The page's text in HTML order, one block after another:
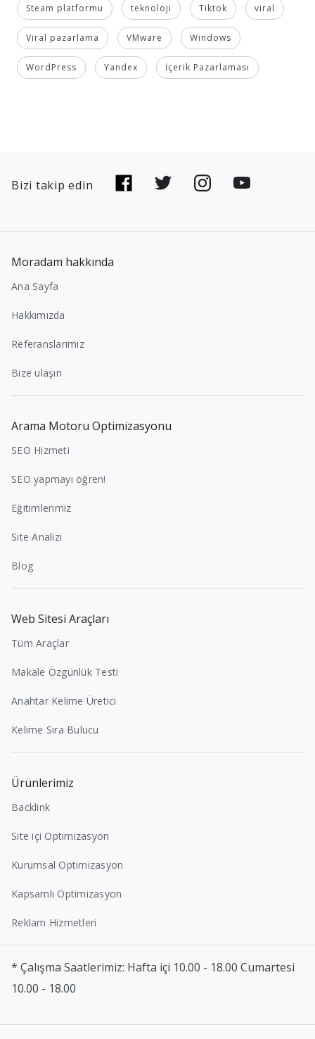
Steam platformu teknoloji Tiktok viral
Viral pazarlama VMware Windows
WordPress Yandex İçerik Pazarlaması
Bizi takip edin
Moradam hakkında
Ana Sayfa
Hakkımızda
Referanslarımız
Bize ulaşın
Arama Motoru Optimizasyonu
SEO Hizmeti
SEO yapmayı öğren!
Eğitimlerimiz
Site Analizi
Blog
Web Sitesi Araçları
Tüm Araçlar
Makale Özgünlük Testi
Anahtar Kelime Üretici
Kelime Sıra Bulucu
Ürünlerimiz
Backlink
Site içi Optimizasyon
Kurumsal Optimizasyon
Kapsamlı Optimizasyon
Reklam Hizmetleri
* Çalışma Saatlerimiz: Hafta içi 10.00 - 18.00 Cumartesi
10.00 - 18.00